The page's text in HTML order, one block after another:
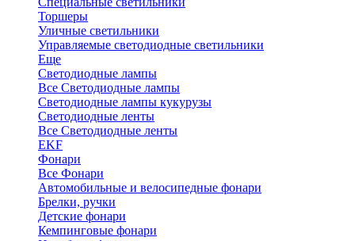
Торшеры
Уличные светильники
Управляемые светодиодные светильники
Еще
Светодиодные лампы
Все Светодиодные лампы
Светодиодные лампы кукурузы
Светодиодные ленты
Все Светодиодные ленты
EKF
Фонари
Все Фонари
Автомобильные и велосипедные фонари
Брелки, ручки
Детские фонари
Кемпинговые фонари